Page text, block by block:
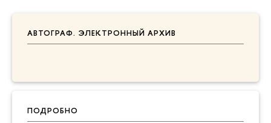
АВТОГРАФ. ЭЛЕКТРОННЫЙ АРХИВ
ПОДРОБНО